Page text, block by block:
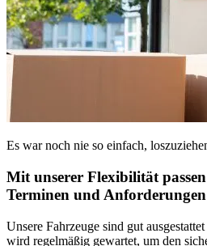
Es war noch nie so einfach,
Mit unserer Flexibilität
Terminen und
Unsere Fahrzeuge sind gut
wird regelmäßig gewartet, um den